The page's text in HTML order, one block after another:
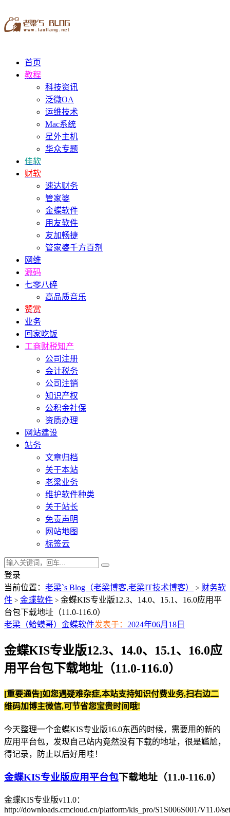
首页
教程
科技资讯
泛微OA
运维技术
Mac系统
星外主机
华众专题
佳软
财软
速达财务
管家婆
金蝶软件
用友软件
友加畅捷
管家婆千方百剂
网维
源码
七零八碎
高品质音乐
赞赏
业务
回家吃饭
工商财税知产
公司注册
会计税务
公司注销
知识产权
公积金社保
资质办理
网站建设
站务
文章归档
关于本站
老梁业务
维护软件种类
关于站长
免责声明
网站地图
标签云
登录
当前位置： 老梁`s Blog（老梁博客,老梁IT技术博客） > 财务软
件 > 金蝶软件 > 金蝶KIS专业版12.3、14.0、15.1、16.0应用平
台包下载地址（11.0-116.0）
老梁（蛤蟆哥） 金蝶软件发表于： 2024年06月18日
金蝶KIS专业版12.3、14.0、15.1、16.0应
用平台包下载地址（11.0-116.0）
[重要通告]如您遇疑难杂症,本站支持知识付费业务,扫右边二
维码加博主微信,可节省您宝贵时间哦!
今天整理一个金蝶KIS专业版16.0东西的时候，需要用的新的
应用平台包，发现自己站内竟然没有下载的地址，很是尴尬，
得记录，防止以后好用哇！
金蝶KIS专业版应用平台包下载地址（11.0-116.0）
金蝶KIS专业版v11.0：
http://downloads.cmcloud.cn/platform/kis_pro/S1S006S001/V11.0/